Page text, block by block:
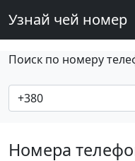
Узнай чей номер
Поиск по номеру
Номера